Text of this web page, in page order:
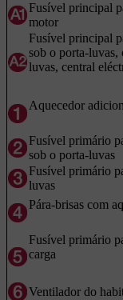
Fusível principal
motor
Fusível principal
sob o porta-luvas,
luvas, central
Aquecedor
Fusível primário
sob o porta-luvas
Fusível primário
luvas
Pára-brisas com
Fusível primário
carga
Ventilador do